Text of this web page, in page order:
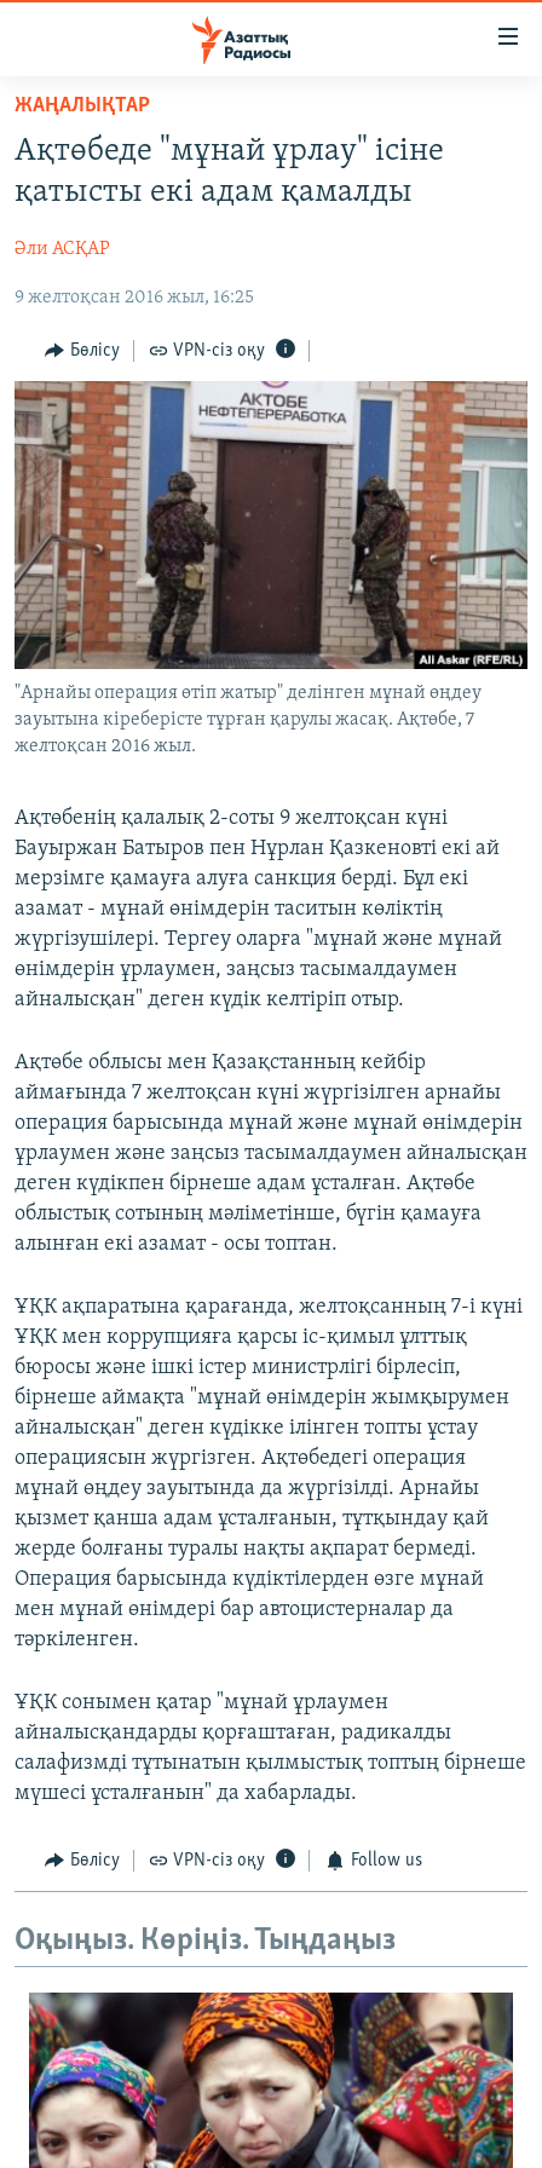
Skip
main
content
to
Navigation
Search
ЖАҢАЛЫҚТАР
САЯСАТ
ҚАҢТАР ОҚИҒАСЫ
АДАМ ҚҰҚЫҚТАРЫ
ӘЛЕУМЕТ
ӘЛЕМ
АРНАЙЫ ЖОБАЛАР
Русский
ЖАЗЫЛЫҢЫЗ
Басқа тілдерде
ЖАҢАЛЫҚТАР
Ақтөбеде "мұнай ұрлау" ісіне
қатысты екі адам қамалды
Әли АСҚАР
9 желтоқсан 2016 жыл, 16:25
Бөлісу VPN-сіз оқу
"Арнайы операция өтіп жатыр" делінген мұнай өңдеу
зауытына кіреберісте тұрған қарулы жасақ. Ақтөбе, 7
желтоқсан 2016 жыл.
Ақтөбенің қалалық 2-соты 9 желтоқсан күні
Бауыржан Батыров пен Нұрлан Қазкеновті екі ай
мерзімге қамауға алуға санкция берді. Бұл екі
азамат - мұнай өнімдерін таситын көліктің
жүргізушілері. Тергеу оларға "мұнай және мұнай
өнімдерін ұрлаумен, заңсыз тасымалдаумен
айналысқан" деген күдік келтіріп отыр.
Ақтөбе облысы мен Қазақстанның кейбір
аймағында 7 желтоқсан күні жүргізілген арнайы
операция барысында мұнай және мұнай өнімдерін
ұрлаумен және заңсыз тасымалдаумен айналысқан
деген күдікпен бірнеше адам ұсталған. Ақтөбе
облыстық сотының мәліметінше, бүгін қамауға
алынған екі азамат - осы топтан.
ҰҚК ақпаратына қарағанда, желтоқсанның 7-і күні
ҰҚК мен коррупцияға қарсы іс-қимыл ұлттық
бюросы және ішкі істер министрлігі бірлесіп,
бірнеше аймақта "мұнай өнімдерін жымқырумен
айналысқан" деген күдікке ілінген топты ұстау
операциясын жүргізген. Ақтөбедегі операция
мұнай өңдеу зауытында да жүргізілді. Арнайы
қызмет қанша адам ұсталғанын, тұтқындау қай
жерде болғаны туралы нақты ақпарат бермеді.
Операция барысында күдіктілерден өзге мұнай
мен мұнай өнімдері бар автоцистерналар да
тәркіленген.
ҰҚК сонымен қатар "мұнай ұрлаумен
айналысқандарды қорғаштаған, радикалды
салафизмді тұтынатын қылмыстық топтың бірнеше
мүшесі ұсталғанын" да хабарлады.
Бөлісу VPN-сіз оқу Follow us
Оқыңыз. Көріңіз. Тыңдаңыз